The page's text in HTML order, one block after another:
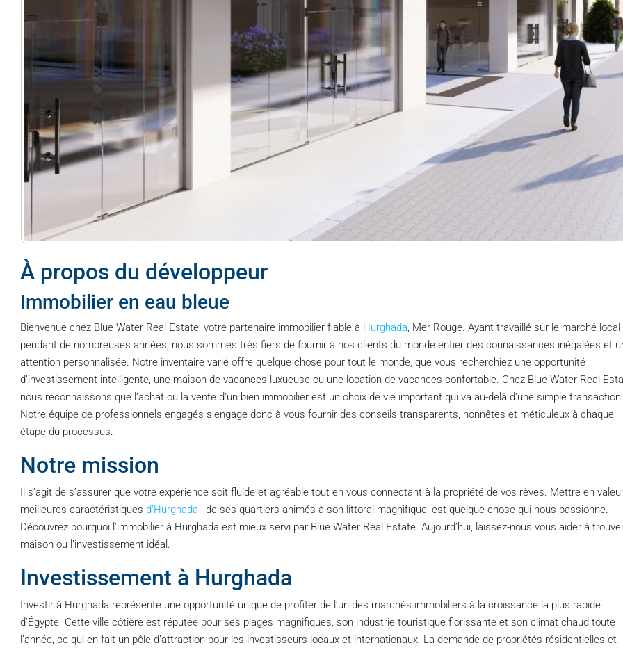
À propos du développeur
Immobilier en eau bleue
Bienvenue chez Blue Water Real Estate, votre partenaire immobilier fiable à Hurghada, Mer Rouge. Ayant travaillé sur le marché local
pendant de nombreuses années, nous sommes très fiers de fournir à nos clients du monde entier des connaissances inégalées et
attention personnalisée. Notre inventaire varié offre quelque chose pour tout le monde, que vous recherchiez une opportunité
d’investissement intelligente, une maison de vacances luxueuse ou une location de vacances confortable. Chez Blue Water Real
nous reconnaissons que l’achat ou la vente d’un bien immobilier est un choix de vie important qui va au-delà d’une simple transaction.
Notre équipe de professionnels engagés s’engage donc à vous fournir des conseils transparents, honnêtes et méticuleux à chaque
étape du processus.
Notre mission
Il s’agit de s’assurer que votre expérience soit fluide et agréable tout en vous connectant à la propriété de vos rêves. Mettre en
meilleures caractéristiques d’Hurghada , de ses quartiers animés à son littoral magnifique, est quelque chose qui nous passionne.
Découvrez pourquoi l’immobilier à Hurghada est mieux servi par Blue Water Real Estate. Aujourd’hui, laissez-nous vous aider à
maison ou l’investissement idéal.
Investissement à Hurghada
Investir à Hurghada représente une opportunité unique de profiter de l’un des marchés immobiliers à la croissance la plus rapide
d’Égypte. Cette ville côtière est réputée pour ses plages magnifiques, son industrie touristique florissante et son climat chaud toute
l’année, ce qui en fait un pôle d’attraction pour les investisseurs locaux et internationaux. La demande de propriétés résidentielles et